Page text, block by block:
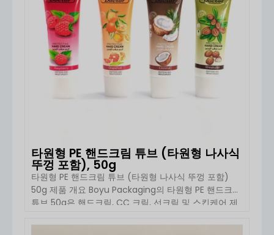
타원형 PE 핸드크림 튜브 (타원형 나사식
뚜껑 포함), 50g
타원형 PE 핸드크림 튜브 (타원형 나사식 뚜껑 포함)
50g 제품 개요 Boyu Packaging의 타원형 PE 핸드크림
튜브 50g은 핸드크림, CC 크림, 선크림 및 스킨케어 제
독특한 타원형 숄더 디자인과 부드러운 PE 본체를 특징